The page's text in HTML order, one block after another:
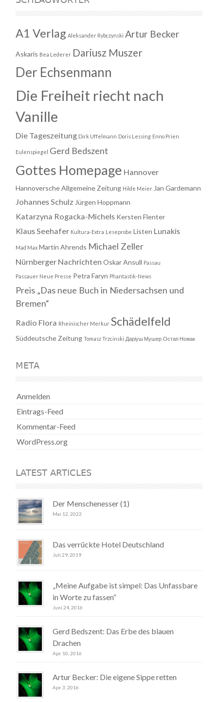
A1 Verlag Aleksander Rybczynski Artur Becker
Askaris Bea Lederer Dariusz Muszer
Der Echsenmann
Die Freiheit riecht nach
Vanille
Die Tageszeitung Dirk Uffelmann Doris Lessing Enno Prien
Eulenspiegel Gerd Bedszent
Gottes Homepage Hannover
Hannoversche Allgemeine Zeitung Hilde Meier Jan Gardemann
Johannes Schulz Jürgen Hoppmann
Katarzyna Rogacka-Michels Kersten Flenter
Klaus Seehafer Kultura-Extra Leseprobe Listen Lunakis
Mad Max Martin Ahrends Michael Zeller
Nürnberger Nachrichten Oskar Ansull Passau
Passauer Neue Presse Petra Faryn Phantastik-News
Preis „Das neue Buch in Niedersachsen und
Bremen“
Radio Flora Rheinischer Merkur Schädelfeld
Süddeutsche Zeitung Tomasz Trzcinski Даріуш Мушер Остап Ножак
META
Anmelden
Eintrags-Feed
Kommentar-Feed
WordPress.org
LATEST ARTICLES
Der Menschenesser (1)
Mai 12, 2022
Das verrückte Hotel Deutschland
Juli 29, 2019
„Meine Aufgabe ist simpel: Das Unfassbare
in Worte zu fassen“
Juni 24, 2016
Gerd Bedszent: Das Erbe des blauen
Drachen
Apr. 10, 2016
Artur Becker: Die eigene Sippe retten
Apr. 3, 2016